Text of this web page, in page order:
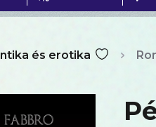
és erotika